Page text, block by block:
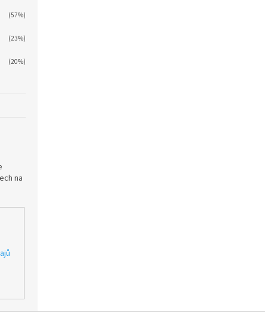
(57%)
(23%)
(20%)
na